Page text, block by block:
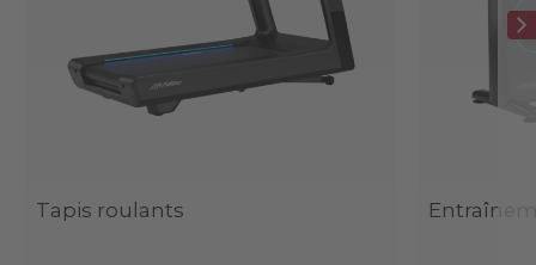
Tapis roulants